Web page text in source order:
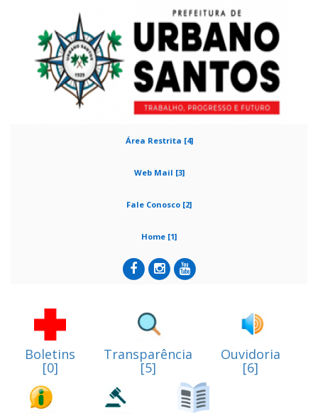
Área Restrita [4]
Web Mail [3]
Fale Conosco [2]
Home [1]
Boletins
[0]
Transparência
[5]
Ouvidoria
[6]